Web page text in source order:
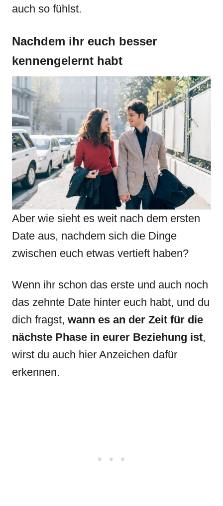
auch so fühlst.
Nachdem ihr euch besser
kennengelernt habt
Aber wie sieht es weit nach dem ersten
Date aus, nachdem sich die Dinge
zwischen euch etwas vertieft haben?
Wenn ihr schon das erste und auch noch
das zehnte Date hinter euch habt, und du
dich fragst, wann es an der Zeit für die
nächste Phase in eurer Beziehung ist,
wirst du auch hier Anzeichen dafür
erkennen.